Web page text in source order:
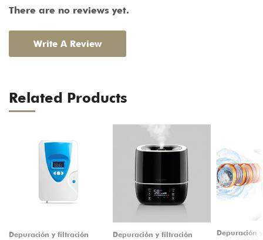
There are no reviews yet.
Write A Review
Related Products
Depuración y filtración Depuración y filtración Depuración